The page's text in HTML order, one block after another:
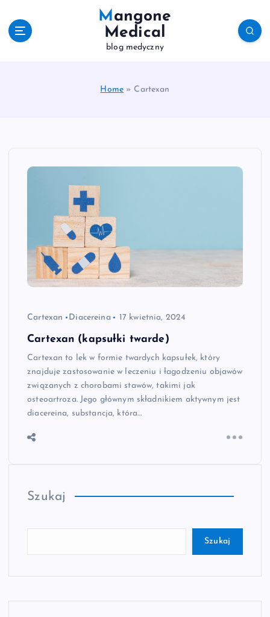
Mangone
Medical
blog medyczny
Home » Cartexan
Cartexan Diacereina 17 kwietnia, 2024
Cartexan (kapsułki twarde)
Cartexan to lek w formie twardych kapsułek, który
znajduje zastosowanie w leczeniu i łagodzeniu objawów
związanych z chorobami stawów, takimi jak
osteoartroza. Jego głównym składnikiem aktywnym jest
diacereina, substancja, która…
Szukaj
Szukaj